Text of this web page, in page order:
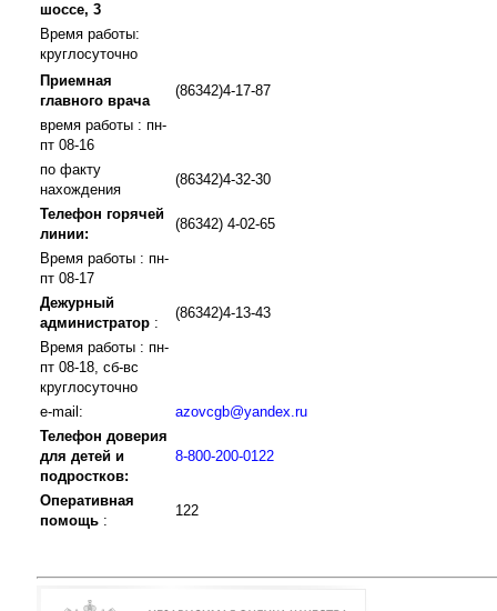
шоссе, 3
Время работы:
круглосуточно
Приемная
главного врача
(86342)4-17-87
время работы : пн-
пт 08-16
по факту
нахождения
(86342)4-32-30
Телефон горячей
линии:
(86342) 4-02-65
Время работы : пн-
пт 08-17
Дежурный
администратор :
(86342)4-13-43
Время работы : пн-
пт 08-18, сб-вс
круглосуточно
e-mail:
azovcgb@yandex.ru
Телефон доверия
для детей и
подростков:
8-800-200-0122
Оперативная
помощь :
122